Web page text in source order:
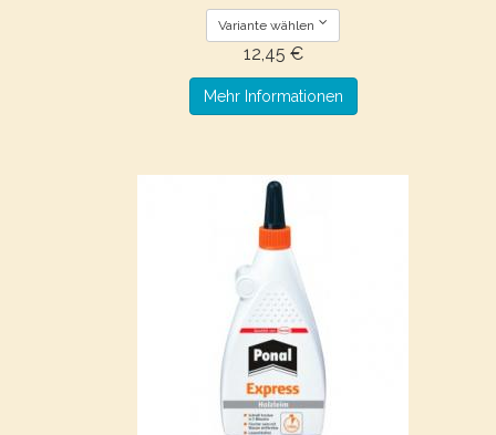
Variante wählen
12,45 €
Mehr Informationen